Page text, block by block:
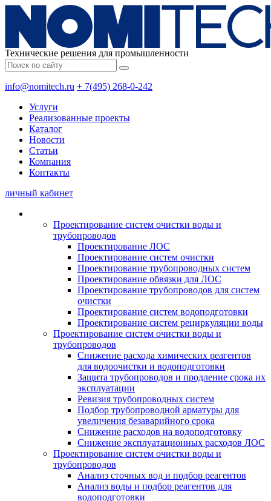
Технические решения для промышленности
info@nomitech.ru + 7(495) 268-0-242
Услуги
Реализованные проекты
Каталог
Новости
Статьи
Компания
Контакты
личный кабинет
Проектирование систем очистки воды и
трубопроводов
Проектирование ЛОС
Проектирование систем очистки
Проектирование трубопроводных систем
Проектирование обвязки для ЛОС
Проектирование трубопроводов для систем
очистки
Проектирование систем водоподготовки
Проектирование систем рециркуляции воды
Проектирование систем очистки воды и
трубопроводов
Снижение расхода химических реагентов
для водоочистки и водоподготовки
Защита трубопроводов и продление срока их
эксплуатации
Ревизия трубопроводных систем
Подбор трубопроводной арматуры для
увеличения безаварийного срока
Снижение расходов на водоподготовку
Снижение эксплуатационных расходов ЛОС
Проектирование систем очистки воды и
трубопроводов
Анализ сточных вод и подбор реагентов
Анализ воды и подбор реагентов для
водоподготовки